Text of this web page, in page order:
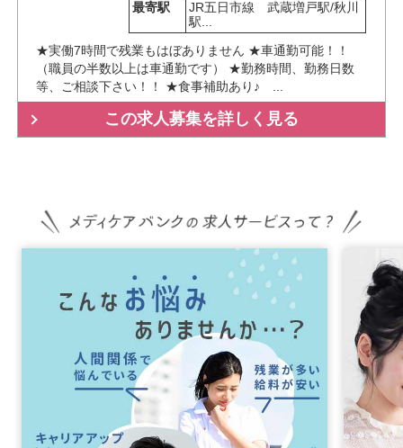
最寄駅
JR五日市線　武蔵増戸駅/秋川
駅...
★実働7時間で残業もはぼありません ★車通勤可能！！
（職員の半数以上は車通勤です） ★勤務時間、勤務日数
等、ご相談下さい！！ ★食事補助あり♪ ...
この求人募集を詳しく見る